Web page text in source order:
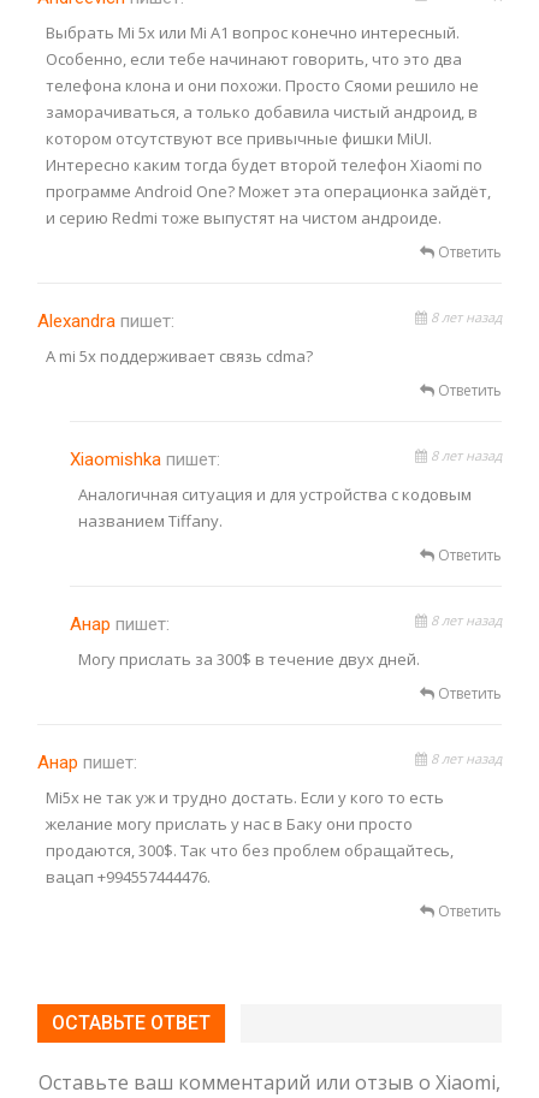
Выбрать Mi 5x или Mi A1 вопрос конечно интересный.
Особенно, если тебе начинают говорить, что это два
телефона клона и они похожи. Просто Сяоми решило не
заморачиваться, а только добавила чистый андроид, в
котором отсутствуют все привычные фишки MiUI.
Интересно каким тогда будет второй телефон Xiaomi по
программе Android One? Может эта операционка зайдёт,
и серию Redmi тоже выпустят на чистом андроиде.
Ответить
Alexandra пишет: 8 лет назад
А mi 5x поддерживает связь cdma?
Ответить
Xiaomishkaпишет: 8 лет назад
Аналогичная ситуация и для устройства с кодовым
названием Tiffany.
Ответить
Анарпишет: 8 лет назад
Могу прислать за 300$ в течение двух дней.
Ответить
Анар пишет: 8 лет назад
Mi5x не так уж и трудно достать. Если у кого то есть
желание могу прислать у нас в Баку они просто
продаются, 300$. Так что без проблем обращайтесь,
вацап +994557444476.
Ответить
ОСТАВЬТЕ ОТВЕТ
Оставьте ваш комментарий или отзыв о Xiaomi,